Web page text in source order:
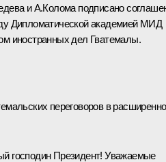
и А.Колома подписано
Дипломатической академией МИД
иностранных дел Гватемалы.
переговоров в
господин Президент! Уважаемые